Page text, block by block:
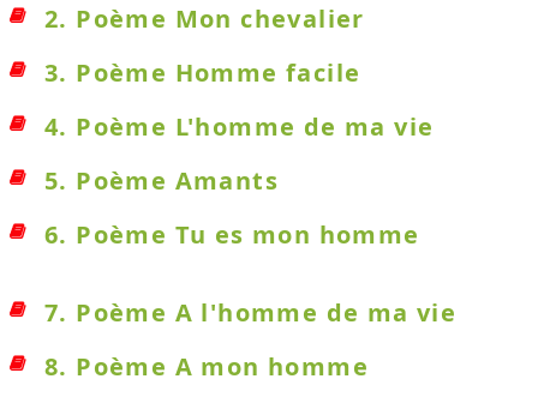
2. Poème Mon chevalier
3. Poème Homme facile
4. Poème L'homme de ma vie
5. Poème Amants
6. Poème Tu es mon homme
7. Poème A l'homme de ma vie
8. Poème A mon homme